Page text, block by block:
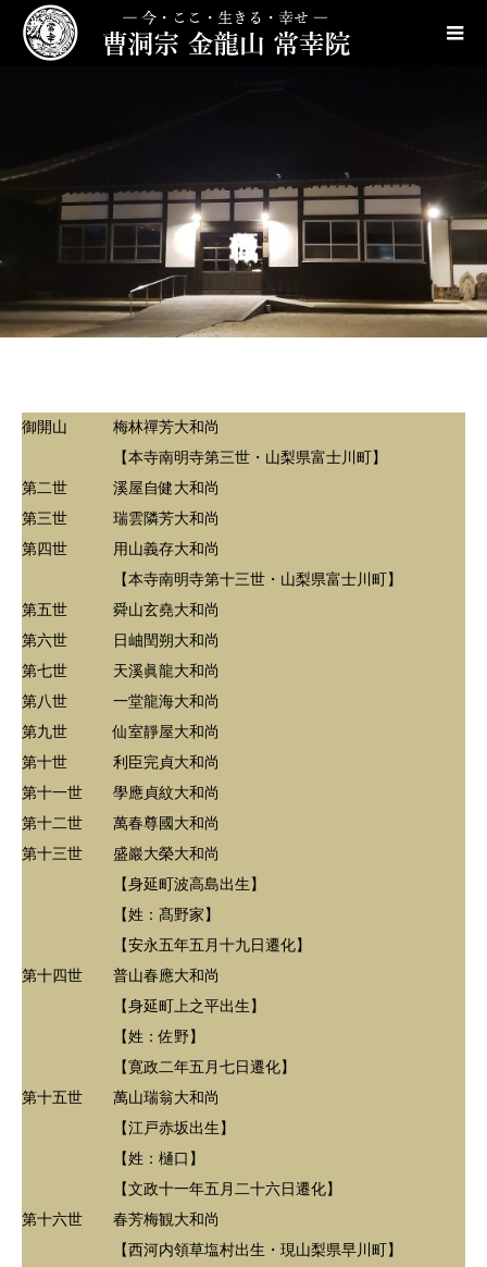
御開山 梅林禪芳大和尚
【本寺南明寺第三世・山梨県富士川町】
第二世 溪屋自健大和尚
第三世 瑞雲隣芳大和尚
第四世 用山義存大和尚
【本寺南明寺第十三世・山梨県富士川町】
第五世 舜山玄堯大和尚
第六世 日岫閏朔大和尚
第七世 天溪眞龍大和尚
第八世 一堂龍海大和尚
第九世 仙室靜屋大和尚
第十世 利臣完貞大和尚
第十一世 學應貞紋大和尚
第十二世 萬春尊國大和尚
第十三世 盛巖大榮大和尚
【身延町波高島出生】
【姓：髙野家】
【安永五年五月十九日遷化】
第十四世 普山春應大和尚
【身延町上之平出生】
【姓：佐野】
【寛政二年五月七日遷化】
第十五世 萬山瑞翁大和尚
【江戸赤坂出生】
【姓：樋口】
【文政十一年五月二十六日遷化】
第十六世 春芳梅観大和尚
【西河内領草塩村出生・現山梨県早川町】